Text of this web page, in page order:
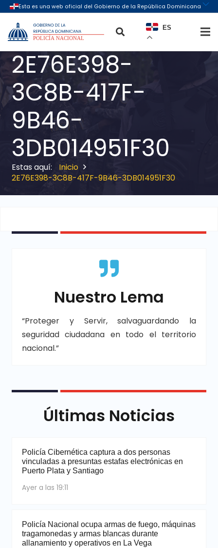
ES
2E76E398-
3C8B-417F-
9B46-
3DB014951F30
Inicio
2E76E398-3C8B-417F-9B46-3DB014951F30
Nuestro Lema
“Proteger y Servir, salvaguardando la
seguridad ciudadana en todo el territorio
nacional.”
Últimas Noticias
Policía Cibernética captura a dos personas
vinculadas a presuntas estafas electrónicas en
Puerto Plata y Santiago
Ayer a las 19:11
Policía Nacional ocupa armas de fuego, máquinas
tragamonedas y armas blancas durante
allanamiento y operativos en La Vega